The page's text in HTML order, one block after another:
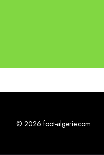
© 2026 foot-algerie.com